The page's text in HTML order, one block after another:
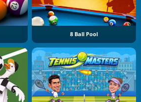
8 Ball Pool